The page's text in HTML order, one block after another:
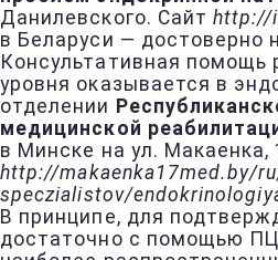
Данилевского. Сайтhttp://
в Беларуси — достоверно
Консультативная помощь
уровня оказывается в
отделении
медицинской
в Минске на ул. Макаенка,
http://makaenka17med.by/
speczialistov/
В принципе, для
достаточно с помощью